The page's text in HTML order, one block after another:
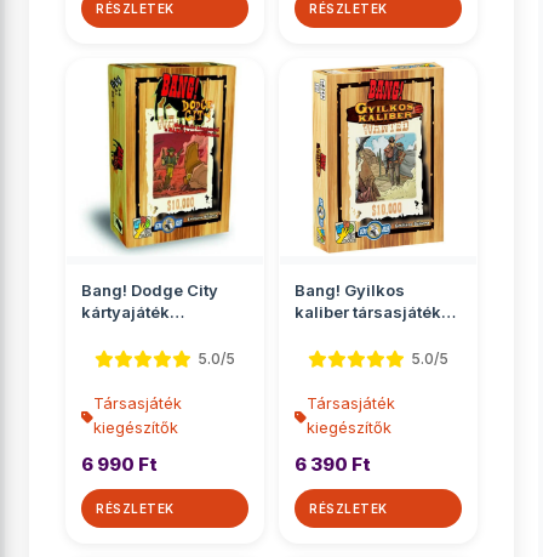
RÉSZLETEK RÉSZLETEK
Bang! Dodge City
kártyajáték
5.0/5
Társasjáték
kiegészítők
6 990 Ft
RÉSZLETEK
Bang! Gyilkos
kaliber társasjáték
5.0/5
Társasjáték
kiegészítők
6 390 Ft
RÉSZLETEK